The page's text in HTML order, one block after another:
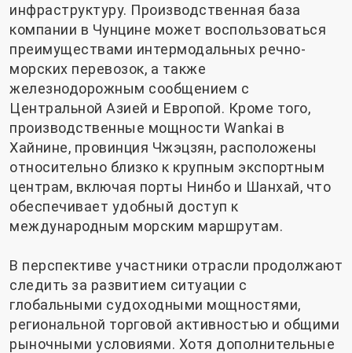
инфраструктуру. Производственная база
компании в Чунцине может воспользоваться
преимуществами интермодальных речно-
морских перевозок, а также
железнодорожным сообщением с
Центральной Азией и Европой. Кроме того,
производственные мощности Wankai в
Хайнине, провинция Чжэцзян, расположены
относительно близко к крупным экспортным
центрам, включая порты Нинбо и Шанхай, что
обеспечивает удобный доступ к
международным морским маршрутам.
В перспективе участники отрасли продолжают
следить за развитием ситуации с
глобальными судоходными мощностями,
региональной торговой активностью и общими
рыночными условиями. Хотя дополнительные